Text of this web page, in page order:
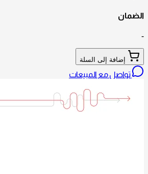
الضمان
-
تواصل مع المبيعات